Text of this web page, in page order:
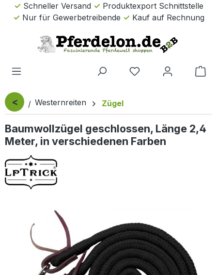
Zum Hauptinhalt springen
Schneller Versand
Produktexport Schnittstelle
Nur für Gewerbetreibende
Kauf auf Rechnung
< Westernreiten Zügel
Baumwollzügel geschlossen, Länge 2,4
Meter, in verschiedenen Farben
Bildergalerie überspringen